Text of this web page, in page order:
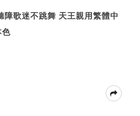
障歌迷不跳舞 天王親用繁體中
色